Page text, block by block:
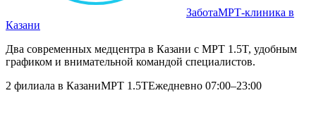
ЗаботаМРТ‑клиника в
Казани
Два современных медцентра в Казани с МРТ 1.5T, удобным
графиком и внимательной командой специалистов.
2 филиала в КазаниМРТ 1.5TЕжедневно 07:00–23:00